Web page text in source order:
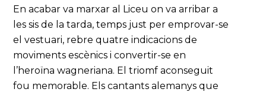
En acabar va marxar al Liceu on va arribar a
les sis de la tarda, temps just per emprovar-se
el vestuari, rebre quatre indicacions de
moviments escènics i convertir-se en
l’heroïna wagneriana. El triomf aconseguit
fou memorable. Els cantants alemanys que